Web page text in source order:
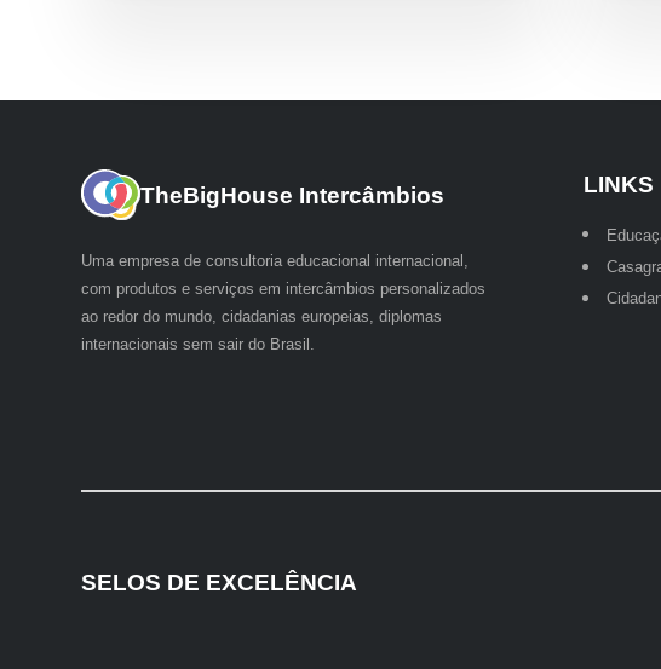
TheBigHouse Intercâmbios
Uma empresa de consultoria educacional internacional,
com produtos e serviços em intercâmbios personalizados
ao redor do mundo, cidadanias europeias, diplomas
internacionais sem sair do Brasil.
LINKS
SELOS DE EXCELÊNCIA